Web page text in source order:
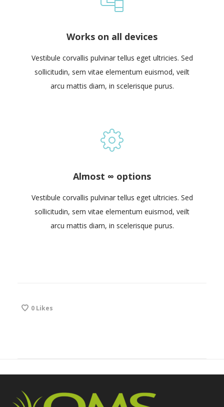
Works on all devices
Vestibule corvallis pulvinar tellus eget ultricies. Sed
sollicitudin, sem vitae elementum euismod, veilt
arcu mattis diam, in scelerisque purus.
Almost ∞ options
Vestibule corvallis pulvinar tellus eget ultricies. Sed
sollicitudin, sem vitae elementum euismod, veilt
arcu mattis diam, in scelerisque purus.
0 Likes